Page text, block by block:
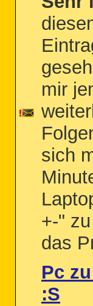
mir
sich
+-"
das
Pc
:S